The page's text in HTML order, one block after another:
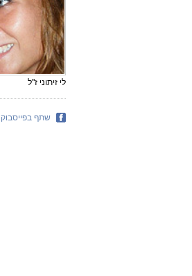
לי זיתוני ז"ל
שתף בפייסבוק